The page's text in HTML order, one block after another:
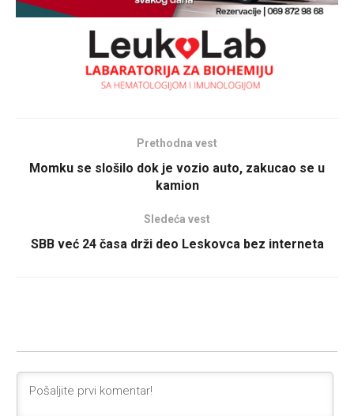
Prethodna vest
Momku se slošilo dok je vozio auto, zakucao se u
kamion
Sledeća vest
SBB već 24 časa drži deo Leskovca bez interneta